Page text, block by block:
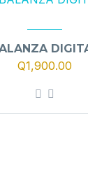
Q1,900.00